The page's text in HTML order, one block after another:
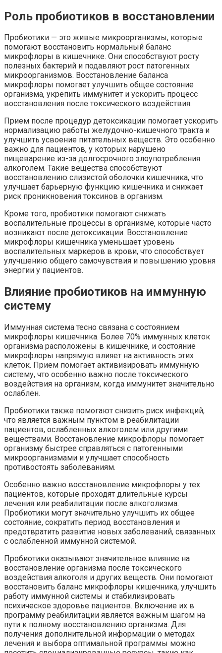
Роль пробиотиков в восстановлении
Пробиотики — это живые микроорганизмы, которые
помогают восстановить нормальный баланс
микрофлоры в кишечнике. Они способствуют росту
полезных бактерий и подавляют рост патогенных
микроорганизмов. Восстановление баланса
микрофлоры помогает улучшить общее состояние
организма, укрепить иммунитет и ускорить процесс
восстановления после токсического воздействия.
Прием после процедур детоксикации помогает ускорить
нормализацию работы желудочно-кишечного тракта и
улучшить усвоение питательных веществ. Это особенно
важно для пациентов, у которых нарушено
пищеварение из-за долгосрочного злоупотребления
алкоголем. Такие вещества способствуют
восстановлению слизистой оболочки кишечника, что
улучшает барьерную функцию кишечника и снижает
риск проникновения токсинов в организм.
Кроме того, пробиотики помогают снижать
воспалительные процессы в организме, которые часто
возникают после детоксикации. Восстановление
микрофлоры кишечника уменьшает уровень
воспалительных маркеров в крови, что способствует
улучшению общего самочувствия и повышению уровня
энергии у пациентов.
Влияние пробиотиков на иммунную
систему
Иммунная система тесно связана с состоянием
микрофлоры кишечника. Более 70% иммунных клеток
организма расположены в кишечнике, и состояние
микрофлоры напрямую влияет на активность этих
клеток. Прием помогает активизировать иммунную
систему, что особенно важно после токсического
воздействия на организм, когда иммунитет значительно
ослаблен.
Пробиотики также помогают снизить риск инфекций,
что является важным пунктом в реабилитации
пациентов, ослабленных алкоголем или другими
веществами. Восстановление микрофлоры помогает
организму быстрее справляться с патогенными
микроорганизмами и улучшает способность
противостоять заболеваниям.
Особенно важно восстановление микрофлоры у тех
пациентов, которые проходят длительные курсы
лечения или реабилитации после алкоголизма.
Пробиотики могут значительно улучшить их общее
состояние, сократить период восстановления и
предотвратить развитие новых заболеваний, связанных
с ослабленной иммунной системой.
Пробиотики оказывают значительное влияние на
восстановление организма после токсического
воздействия алкоголя и других веществ. Они помогают
восстановить баланс микрофлоры кишечника, улучшить
работу иммунной системы и стабилизировать
психическое здоровье пациентов. Включение их в
программу реабилитации является важным шагом на
пути к полному восстановлению организма. Для
получения дополнительной информации о методах
лечения и выбора оптимальной программы можно